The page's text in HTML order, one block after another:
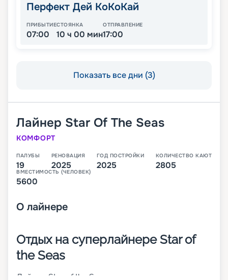
Перфект Дей КоКоКай
ПРИБЫТИЕ
07:00
СТОЯНКА
10 ч 00 мин
ОТПРАВЛЕНИЕ
17:00
Показать все дни (3)
Лайнер Star Of The Seas
КОМФОРТ
ПАЛУБЫ
19
РЕНОВАЦИЯ
2025
ГОД ПОСТРОЙКИ
2025
КОЛИЧЕСТВО КАЮТ
2805
ВМЕСТИМОСТЬ (ЧЕЛОВЕК)
5600
О лайнере
Отдых на суперлайнере Star of
the Seas
Лайнер Star of the Seas – это круизное